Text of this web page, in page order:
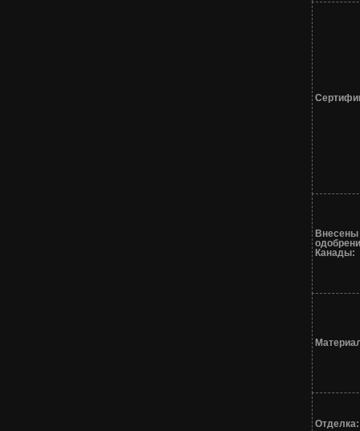
Внесены
Канады:
Отделка: